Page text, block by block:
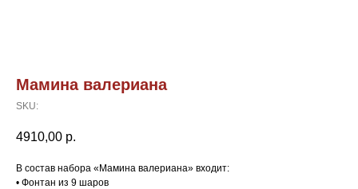
Мамина валериана
SKU:
4910,00 р.
В состав набора «Мамина валериана» входит:
• Фонтан из 9 шаров